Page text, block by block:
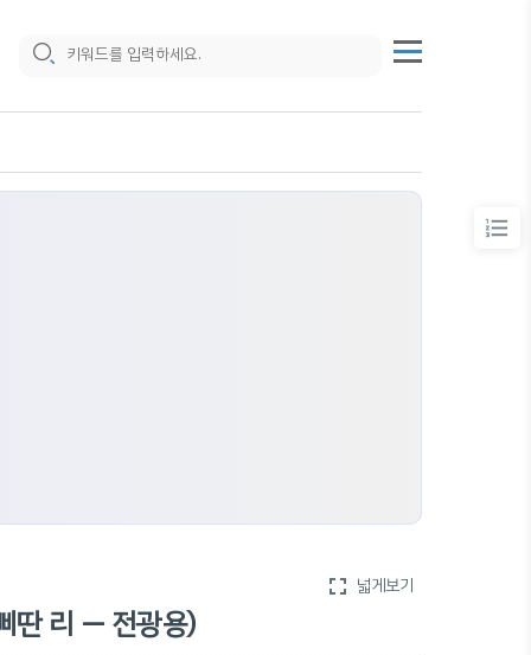
fullscreen 넓게보기
딴 리 — 전광용)